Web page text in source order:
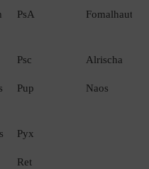
PsA Fomalhaut
Psc Alrischa
Pup Naos
Pyx
Ret